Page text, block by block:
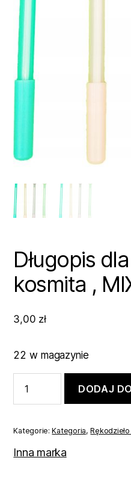
Długopis
kosmita ,
3,00 zł
22 w magazynie
Długopis
dla
królik-
kosmita
,
DODAJ
Kategorie:Kategoria,
Inna marka